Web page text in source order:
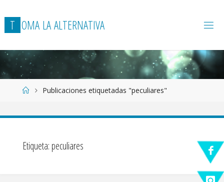
T OMA LAALTERNATIVA
Página
Inicio
Publicaciones etiquetadas "peculiares"
Etiqueta: peculiares